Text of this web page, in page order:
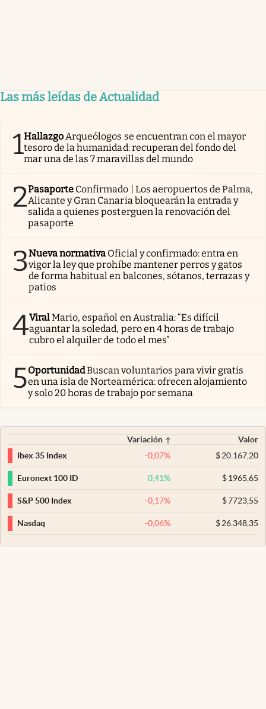
Las más leídas de Actualidad
1Hallazgo Arqueólogos se encuentran con el mayor
tesoro de la humanidad: recuperan del fondo del
mar una de las 7 maravillas del mundo
2Pasaporte Confirmado | Los aeropuertos de Palma,
Alicante y Gran Canaria bloquearán la entrada y
salida a quienes posterguen la renovación del
pasaporte
3Nueva normativa Oficial y confirmado: entra en
vigor la ley que prohíbe mantener perros y gatos
de forma habitual en balcones, sótanos, terrazas y
patios
4ViralMario, español en Australia: “Es difícil
aguantar la soledad, pero en 4 horas de trabajo
cubro el alquiler de todo el mes”
5OportunidadBuscan voluntarios para vivir gratis
en una isla de Norteamérica: ofrecen alojamiento
y solo 20 horas de trabajo por semana
Variación
Valor
Ibex 35 Index
-0,07% $20.167,20
Euronext 100 ID 0,41% $1965,65
S&P 500 Index -0,17% $7723,55
Nasdaq -0,06% $26.348,35